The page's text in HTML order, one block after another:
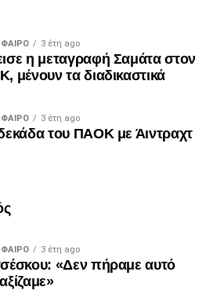
3 έτη ago
η μεταγραφή Σαμάτα στον
μένουν τα διαδικαστικά
3 έτη ago
του ΠΑΟΚ με Άιντραχτ
3 έτη ago
«Δεν πήραμε αυτό